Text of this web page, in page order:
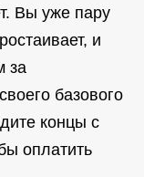
Вы уже пару
и
за
базового
концы с
оплатить